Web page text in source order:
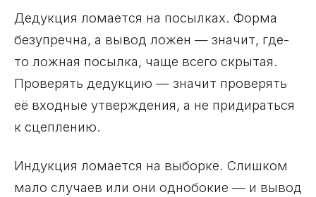
Дедукция ломается на посылках. Форма
безупречна, а вывод ложен — значит, где-
то ложная посылка, чаще всего скрытая.
Проверять дедукцию — значит проверять
её входные утверждения, а не придираться
к сцеплению.
Индукция ломается на выборке. Слишком
мало случаев или они однобокие — и вывод